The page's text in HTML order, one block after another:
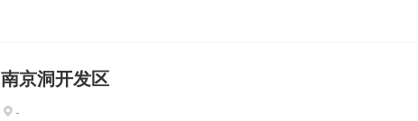
南京洞开发区
-